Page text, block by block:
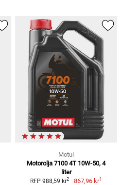
Motul
Motorolja 7100 4T 10W-50, 4
liter
RFP 988,59 kr2 867,96 kr1